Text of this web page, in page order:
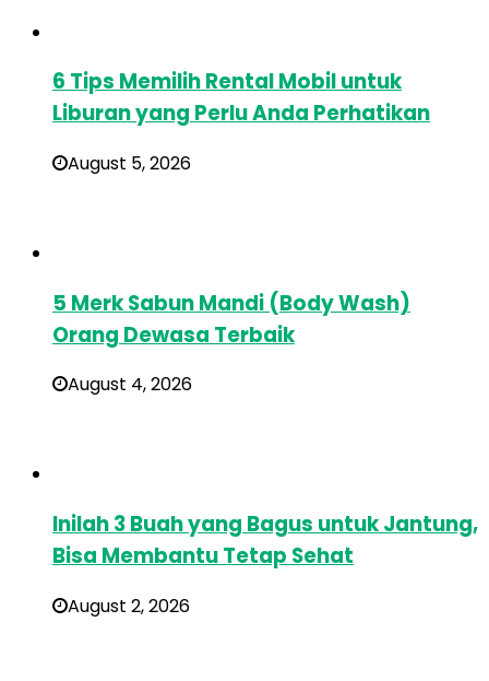
6 Tips Memilih Rental Mobil untuk
Liburan yang Perlu Anda Perhatikan
August 5, 2026
5 Merk Sabun Mandi (Body Wash)
Orang Dewasa Terbaik
August 4, 2026
Inilah 3 Buah yang Bagus untuk Jantung,
Bisa Membantu Tetap Sehat
August 2, 2026